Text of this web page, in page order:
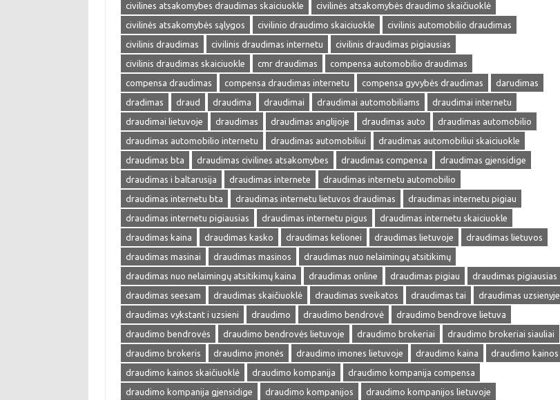
civilines atsakomybes draudimas skaiciuokle
civilinės atsakomybės draudimo skaičiuoklė
civilinės atsakomybės sąlygos
civilinio draudimo skaiciuokle
civilinis automobilio draudimas
civilinis draudimas
civilinis draudimas internetu
civilinis draudimas pigiausias
civilinis draudimas skaiciuokle
cmr draudimas
compensa automobilio draudimas
compensa draudimas
compensa draudimas internetu compensa gyvybės draudimas
darudimas
dradimas
draud draudima draudimai draudimai automobiliams
draudimai internetu
draudimai lietuvoje
draudimas draudimas anglijoje draudimas auto
draudimas automobilio
draudimas automobilio internetu
draudimas automobiliui
draudimas automobiliui skaiciuokle
draudimas bta
draudimas civilines atsakomybes draudimas compensa
draudimas gjensidige
draudimas i baltarusija
draudimas internete
draudimas internetu automobilio
draudimas internetu bta
draudimas internetu lietuvos draudimas
draudimas internetu pigiau
draudimas internetu pigiausias
draudimas internetu pigus
draudimas internetu skaiciuokle
draudimas kaina
draudimas kasko draudimas kelionei draudimas lietuvoje
draudimas lietuvos
draudimas masinai
draudimas masinos
draudimas nuo nelaimingų atsitikimų
draudimas nuo nelaimingų atsitikimų kaina
draudimas online draudimas pigiau
draudimas pigiausias
draudimas seesam
draudimas skaičiuoklė draudimas sveikatos draudimas tai
draudimas uzsienyje
draudimas vykstant i uzsieni
draudimo draudimo bendrovė
draudimo bendrove lietuva
draudimo bendrovės
draudimo bendrovės lietuvoje draudimo brokeriai
draudimo brokeriai siauliai
draudimo brokeris
draudimo įmonės draudimo imones lietuvoje draudimo kaina
draudimo kainos
draudimo kainos skaičiuoklė
draudimo kompanija
draudimo kompanija compensa
draudimo kompanija gjensidige
draudimo kompanijos
draudimo kompanijos lietuvoje